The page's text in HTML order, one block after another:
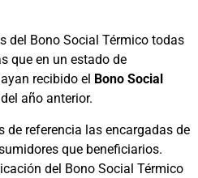
del Bono Social Térmico todas
que en un estado de
recibido el Bono Social
año anterior.
de referencia las encargadas de
que beneficiarios.
del Bono Social Térmico